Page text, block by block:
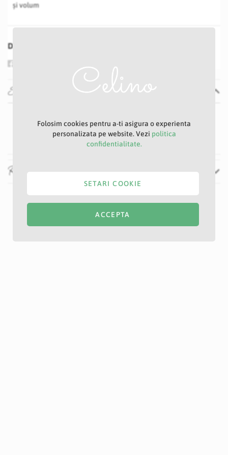
și volum
Distribuie
Specificatii
Ciclam
Recenzii
Folosim cookies pentru a-ti asigura o experienta
personalizata pe website. Vezi politica
confidentialitate.
ACCEPTA
SETARI COOKIE